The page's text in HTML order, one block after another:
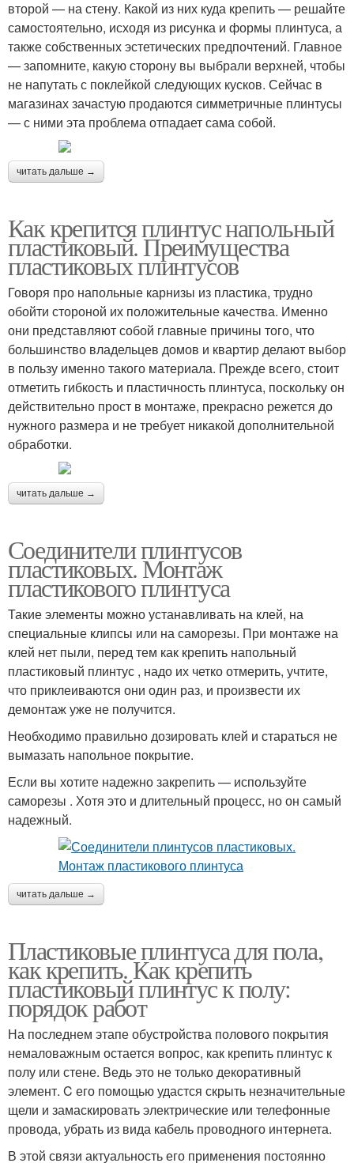
второй — на стену. Какой из них куда крепить — решайте
самостоятельно, исходя из рисунка и формы плинтуса, а
также собственных эстетических предпочтений. Главное
— запомните, какую сторону вы выбрали верхней, чтобы
не напутать с поклейкой следующих кусков. Сейчас в
магазинах зачастую продаются симметричные плинтусы
— с ними эта проблема отпадает сама собой.
читать дальше →
Как крепится плинтус напольный
пластиковый. Преимущества
пластиковых плинтусов
Говоря про напольные карнизы из пластика, трудно
обойти стороной их положительные качества. Именно
они представляют собой главные причины того, что
большинство владельцев домов и квартир делают выбор
в пользу именно такого материала. Прежде всего, стоит
отметить гибкость и пластичность плинтуса, поскольку он
действительно прост в монтаже, прекрасно режется до
нужного размера и не требует никакой дополнительной
обработки.
читать дальше →
Соединители плинтусов
пластиковых. Монтаж
пластикового плинтуса
Такие элементы можно устанавливать на клей, на
специальные клипсы или на саморезы. При монтаже на
клей нет пыли, перед тем как крепить напольный
пластиковый плинтус , надо их четко отмерить, учтите,
что приклеиваются они один раз, и произвести их
демонтаж уже не получится.
Необходимо правильно дозировать клей и стараться не
вымазать напольное покрытие.
Если вы хотите надежно закрепить — используйте
саморезы . Хотя это и длительный процесс, но он самый
надежный.
читать дальше →
Пластиковые плинтуса для пола,
как крепить. Как крепить
пластиковый плинтус к полу:
порядок работ
На последнем этапе обустройства полового покрытия
немаловажным остается вопрос, как крепить плинтус к
полу или стене. Ведь это не только декоративный
элемент. C его помощью удастся скрыть незначительные
щели и замаскировать электрические или телефонные
провода, убрать из вида кабель проводного интернета.
В этой связи актуальность его применения постоянно